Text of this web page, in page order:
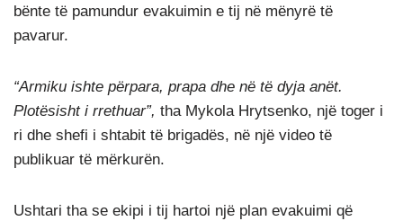
bënte të pamundur evakuimin e tij në mënyrë të
pavarur.
“Armiku ishte përpara, prapa dhe në të dyja anët.
Plotësisht i rrethuar”, tha Mykola Hrytsenko, një toger i
ri dhe shefi i shtabit të brigadës, në një video të
publikuar të mërkurën.
Ushtari tha se ekipi i tij hartoi një plan evakuimi që